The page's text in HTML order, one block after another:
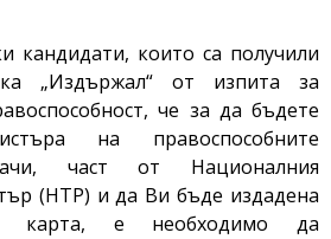
кандидати, които са получили
„Издържал“ от изпита за
че за да бъдете
на правоспособните
част от Националния
(НТР) и да Ви бъде издадена
карта, е необходимо да